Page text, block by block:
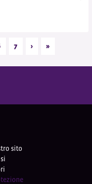
7 › »
sito